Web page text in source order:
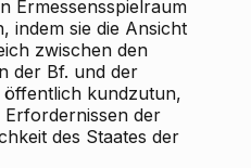
Ermessensspielraum
indem sie die Ansicht
zwischen den
der Bf. und der
kundzutun,
Erfordernissen der
des Staates der